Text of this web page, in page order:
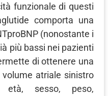
funzionale di questi
comporta una
(nonostante i
più bassi nei pazienti
di ottenere una
atriale sinistro
età, sesso, peso,